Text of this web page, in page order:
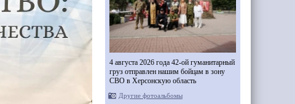
4 августа 2026 года 42-ой гуманитарный
груз отправлен нашим бойцам в зону
СВО в Херсонскую область
Другие фотоальбомы